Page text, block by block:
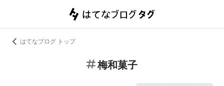
はてなブログ トップ
梅和菓子